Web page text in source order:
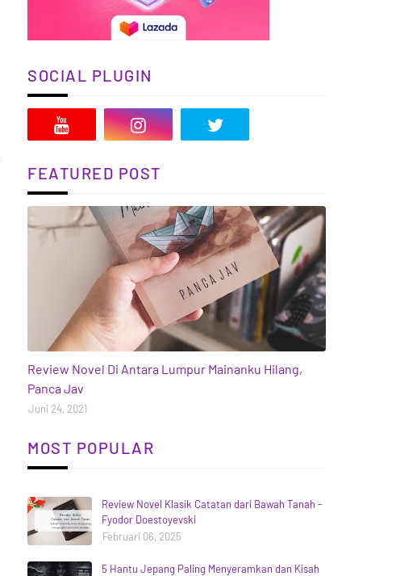
SOCIAL PLUGIN
FEATURED POST
Review Novel Di Antara Lumpur Mainanku Hilang,
Panca Jav
Juni 24, 2021
MOST POPULAR
Review Novel Klasik Catatan dari Bawah Tanah -
Fyodor Doestoyevski
Februari 06, 2025
5 Hantu Jepang Paling Menyeramkan dan Kisah